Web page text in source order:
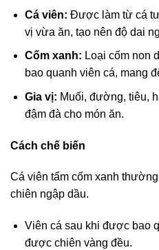
Cá viên: Được làm từ cá
vị vừa ăn, tạo nên độ dai
Cốm xanh: Loại cốm non
bao quanh viên cá, mang
Gia vị: Muối, đường, tiêu,
đậm đà cho món ăn.
Cách chế biến
Cá viên tẩm cốm xanh
chiên ngập dầu.
Viên cá sau khi được bao
được chiên vàng đều.